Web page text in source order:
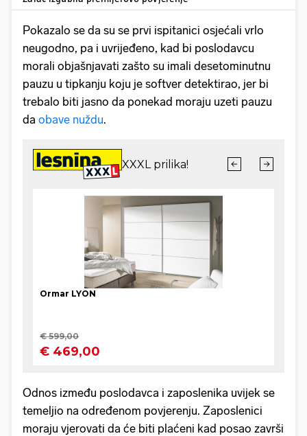
Pokazalo se da su se prvi ispitanici osjećali vrlo
neugodno, pa i uvrijeđeno, kad bi poslodavcu
morali objašnjavati zašto su imali desetominutnu
pauzu u tipkanju koju je softver detektirao, jer bi
trebalo biti jasno da ponekad moraju uzeti pauzu
da obave nuždu.
Odnos između poslodavca i zaposlenika uvijek se
temeljio na određenom povjerenju. Zaposlenici
moraju vjerovati da će biti plaćeni kad posao završi